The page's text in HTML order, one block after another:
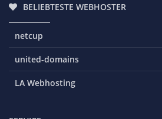
BELIEBTESTE WEBHOSTER
netcup
united-domains
LA Webhosting